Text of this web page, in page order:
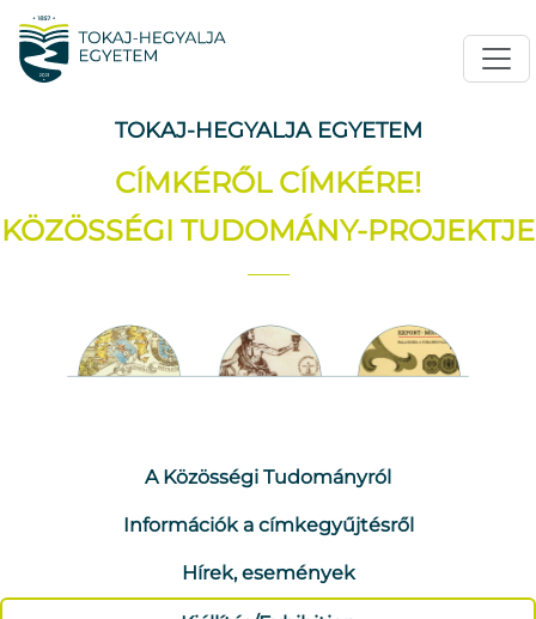
TOKAJ-HEGYALJA EGYETEM
CÍMKÉRŐL CÍMKÉRE!
KÖZÖSSÉGI TUDOMÁNY-PROJEKTJE
A Közösségi Tudományról
Információk a címkegyűjtésről
Hírek, események